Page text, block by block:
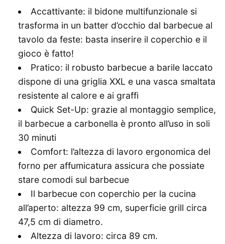
Accattivante: il bidone multifunzionale si
trasforma in un batter d’occhio dal barbecue al
tavolo da feste: basta inserire il coperchio e il
gioco è fatto!
Pratico: il robusto barbecue a barile laccato
dispone di una griglia XXL e una vasca smaltata
resistente al calore e ai graffi
Quick Set-Up: grazie al montaggio semplice,
il barbecue a carbonella è pronto all’uso in soli
30 minuti
Comfort: l’altezza di lavoro ergonomica del
forno per affumicatura assicura che possiate
stare comodi sul barbecue
Il barbecue con coperchio per la cucina
all’aperto: altezza 99 cm, superficie grill circa
47,5 cm di diametro.
Altezza di lavoro: circa 89 cm.